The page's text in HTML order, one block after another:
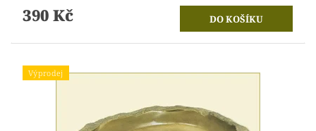
390 Kč
Výprodej